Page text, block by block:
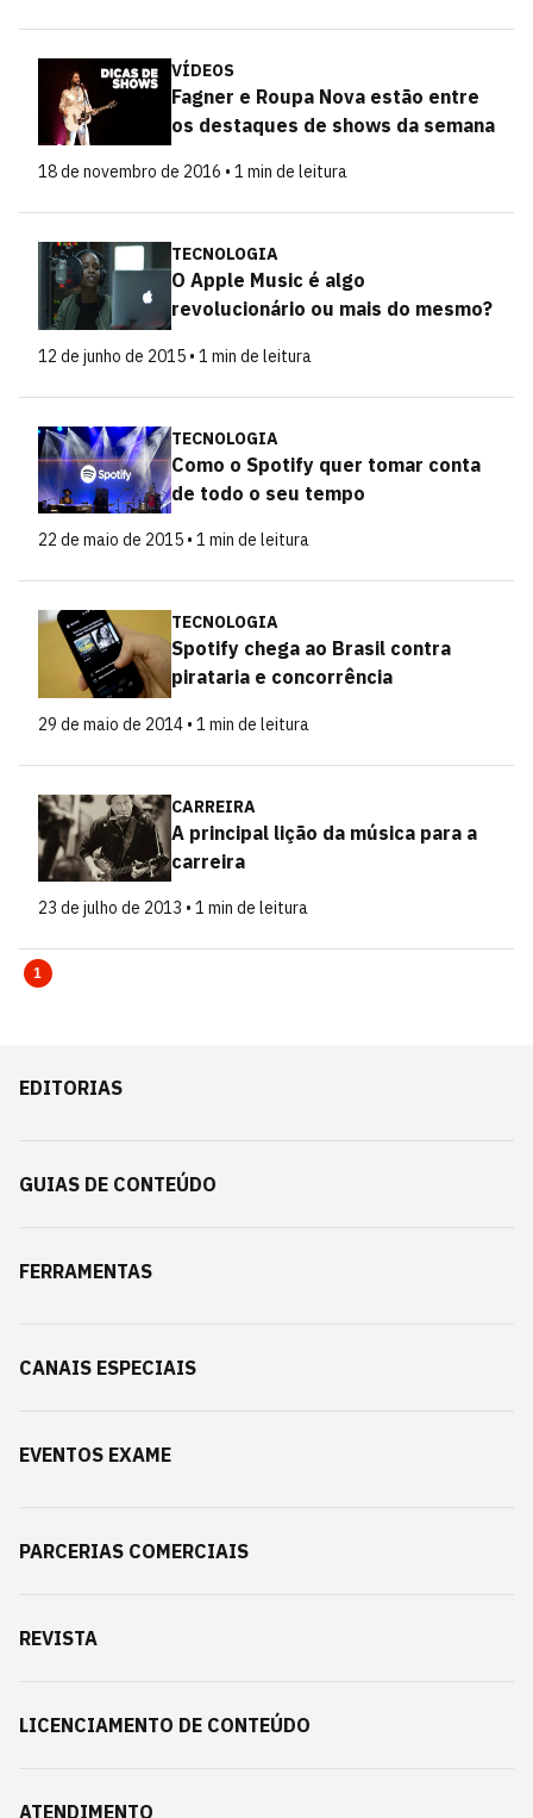
VÍDEOS
Fagner e Roupa Nova estão entre
os destaques de shows da semana
18 de novembro de 2016 • 1 min de leitura
TECNOLOGIA
O Apple Music é algo
revolucionário ou mais do mesmo?
12 de junho de 2015 • 1 min de leitura
TECNOLOGIA
Como o Spotify quer tomar conta
de todo o seu tempo
22 de maio de 2015 • 1 min de leitura
TECNOLOGIA
Spotify chega ao Brasil contra
pirataria e concorrência
29 de maio de 2014 • 1 min de leitura
CARREIRA
A principal lição da música para a
carreira
23 de julho de 2013 • 1 min de leitura
1
EDITORIAS
GUIAS DE CONTEÚDO
FERRAMENTAS
CANAIS ESPECIAIS
EVENTOS EXAME
PARCERIAS COMERCIAIS
REVISTA
LICENCIAMENTO DE CONTEÚDO
ATENDIMENTO